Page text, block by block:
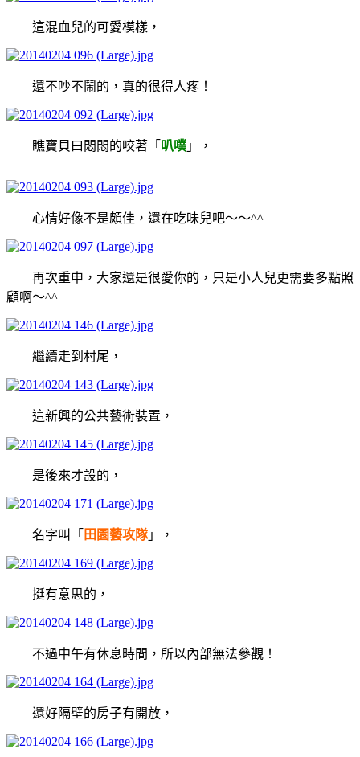
這混血兒的可愛模樣，
還不吵不鬧的，真的很得人疼！
瞧寶貝曰悶悶的咬著「 叭噗 」，
心情好像不是頗佳，還在吃味兒吧～～^^
再次重申，大家還是很愛你的，只是小人兒更需要多點照
顧啊～^^
繼續走到村尾，
這新興的公共藝術裝置，
是後來才設的，
名字叫「 田園藝攻隊」，
挺有意思的，
不過中午有休息時間，所以內部無法參觀！
還好隔壁的房子有開放，